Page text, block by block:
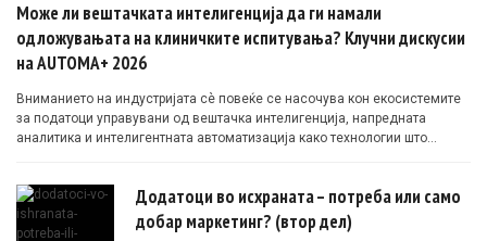
Може ли вештачката интелигенција да ги намали
одложувањата на клиничките испитувања? Клучни дискусии
на AUTOMA+ 2026
Вниманието на индустријата сè повеќе се насочува кон екосистемите
за податоци управувани од вештачка интелигенција, напредната
аналитика и интелигентната автоматизација како технологии што
Додатоци во исхраната – потреба или само
добар маркетинг? (втор дел)